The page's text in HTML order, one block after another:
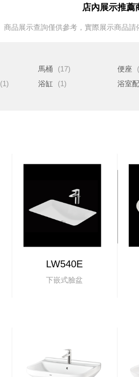
店內展示推薦
商品展示查詢僅供參考，實際展示商品
馬桶 (17) 便座
(1) 浴缸 (1) 浴室
LW540E
下嵌式臉盆